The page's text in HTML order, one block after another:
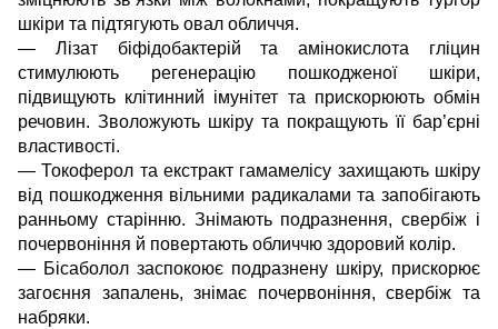
шкіри та підтягують овал обличчя.
— Лізат біфідобактерій та амінокислота гліцин
стимулюють регенерацію пошкодженої шкіри,
підвищують клітинний імунітет та прискорюють обмін
речовин. Зволожують шкіру та покращують її бар’єрні
властивості.
— Токоферол та екстракт гамамелісу захищають шкіру
від пошкодження вільними радикалами та запобігають
ранньому старінню. Знімають подразнення, свербіж і
почервоніння й повертають обличчю здоровий колір.
— Бісаболол заспокоює подразнену шкіру, прискорює
загоєння запалень, знімає почервоніння, свербіж та
набряки.